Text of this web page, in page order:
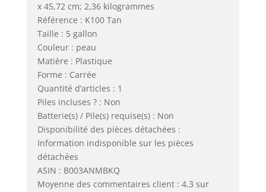
x 45,72 cm; 2,36 kilogrammes
Référence : K100 Tan
Taille : 5 gallon
Couleur : peau
Matière : Plastique
Forme : Carrée
Quantité d’articles : 1
Piles incluses ? : Non
Batterie(s) / Pile(s) requise(s) : Non
Disponibilité des pièces détachées :
Information indisponible sur les pièces
détachées
ASIN : B003ANMBKQ
Moyenne des commentaires client : 4,3 sur